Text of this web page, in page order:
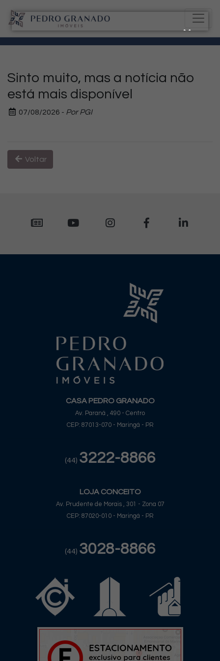
Sinto muito, mas a notícia não
está mais disponível
07/08/2026 - Por PGI
Voltar
CASA PEDRO GRANADO
Av. Paraná , 490 - Centro
CEP: 87013-070 - Maringá - PR
(44) 3222-8866
LOJA CONCEITO
Av. Prudente de Morais , 301 - Zona 07
CEP: 87020-010 - Maringá - PR
(44) 3028-8866